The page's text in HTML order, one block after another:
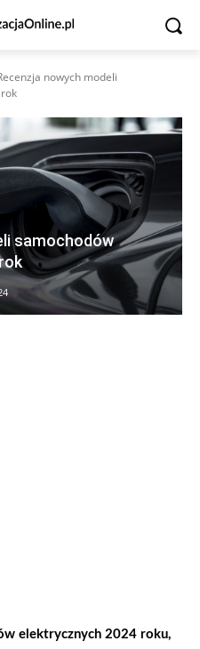
nowych modeli
samochodów
elektrycznych 2024 roku,